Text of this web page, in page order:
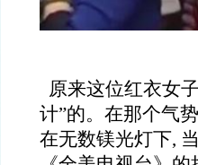
原来这位红衣女
计”的。在那个气
在无数镁光灯下,